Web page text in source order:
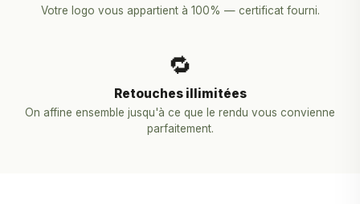
Votre logo vous appartient à 100% — certificat fourni.
🔁
Retouches illimitées
On affine ensemble jusqu'à ce que le rendu vous convienne
parfaitement.